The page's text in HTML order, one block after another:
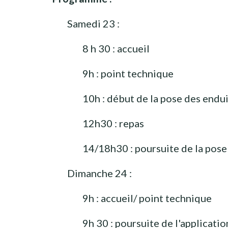
Samedi 23 :
8 h 30 : accueil
9h : point technique
10h : début de la pose des
12h30 : repas
14/18h30 : poursuite de la pose
Dimanche 24 :
9h : accueil/ point technique
9h 30 : poursuite de